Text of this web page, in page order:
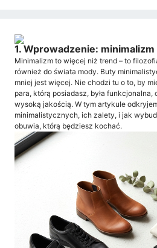
1. Wprowadzenie:
Minimalizm to więcej niż trend – to
również do świata mody. Buty
mniej jest więcej. Nie chodzi tu o to, by
para, którą posiadasz, była funkcjonalna,
wysoką jakością. W tym artykule
minimalistycznych, ich zalety, i jak
obuwia, którą będziesz kochać.